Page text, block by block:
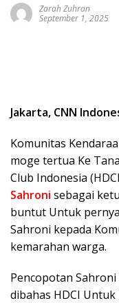
Zarah Zuhran
September 1, 2025
Jakarta, CNN
Komunitas
moge tertua Ke
Club Indonesia
Sahroni sebagai
buntut Untuk
Sahroni kepada
kemarahan warga.
Pencopotan
dibahas HDCI